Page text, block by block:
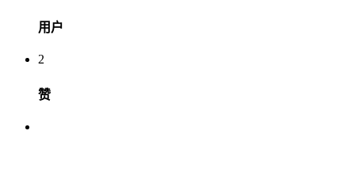
用户
2
赞